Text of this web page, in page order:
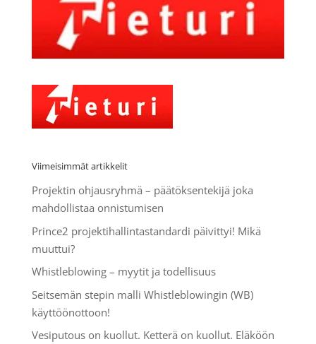
Viimeisimmät artikkelit
Projektin ohjausryhmä – päätöksentekijä joka
mahdollistaa onnistumisen
Prince2 projektihallintastandardi päivittyi! Mikä
muuttui?
Whistleblowing – myytit ja todellisuus
Seitsemän stepin malli Whistleblowingin (WB)
käyttöönottoon!
Vesiputous on kuollut. Ketterä on kuollut. Eläköön